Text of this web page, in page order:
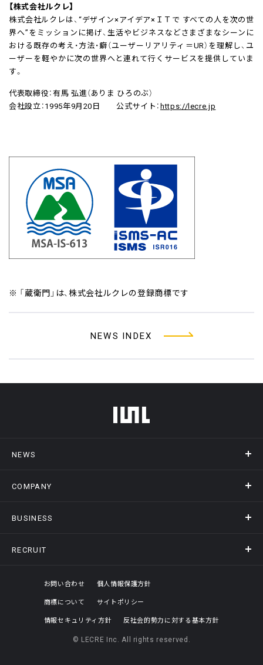
【株式会社ルクレ】
株式会社ルクレは、“デザイン×アイデア×ＩＴで すべての人を次の世
界へ”をミッションに掲げ、生活やビジネスなどさまざまなシーンに
おける既存の考え・方法・癖（ユーザーリアリティ＝UR）を理解し、ユ
ーザーを軽やかに次の世界へと連れて行くサービスを提供していま
す。
代表取締役：有馬 弘進（ありま ひろのぶ）
会社設立：1995年9月20日 公式サイト：https://lecre.jp
※ 「蔵衛門」は、株式会社ルクレの登録商標です
NEWS INDEX
フッターメニュー
NEWS
ニュース
COMPANY
会社概要
オフィスギャラリー
BUSINESS
事業情報トップ
RECRUIT
採用情報トップ
評価制度
お問い合わせ
個人情報保護方針
商標について
サイトポリシー
情報セキュリティ方針
反社会的勢力に対する基本方針
© LECRE Inc. All rights reserved.